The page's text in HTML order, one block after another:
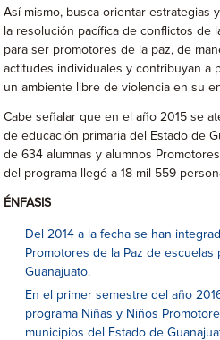
Así mismo, busca orientar estrategias
la resolución pacífica de conflictos de
para ser promotores de la paz, de
actitudes individuales y contribuyan a
un ambiente libre de violencia en su
Cabe señalar que en el año 2015 se
de educación primaria del Estado de
de 634 alumnas y alumnos
del programa llegó a 18 mil 559
ÉNFASIS
Del 2014 a la fecha se han
Promotores de la Paz de
Guanajuato.
En el primer semestre del año
programa Niñas y Niños
municipios del Estado de